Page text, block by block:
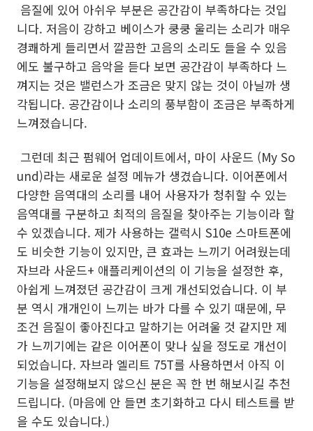
음질에 있어 아쉬우 부분은 공간감이 부족하다는 것입
니다. 저음이 강하고 베이스가 쿵쿵 울리는 소리가 매우
경쾌하게 들리면서 깔끔한 고음의 소리도 들을 수 있음
에도 불구하고 음악을 듣다 보면 공간감이 부족하다 느
껴지는 것은 밸런스가 조금은 맞지 않는 것이 아닐까 생
각됩니다. 공간감이나 소리의 풍부함이 조금은 부족하게
느껴졌습니다.
그런데 최근 펌웨어 업데이트에서, 마이 사운드 (My So
und)라는 새로운 설정 메뉴가 생겼습니다. 이어폰에서
다양한 음역대의 소리를 내어 사용자가 청취할 수 있는
음역대를 구분하고 최적의 음질을 찾아주는 기능이라 할
수 있겠습니다. 제가 사용하는 갤럭시 S10e 스마트폰에
도 비슷한 기능이 있지만, 큰 효과는 느끼기 어려웠는데
자브라 사운드+ 애플리케이션의 이 기능을 설정한 후,
아쉽게 느껴졌던 공간감이 크게 개선되었습니다. 이 부
분 역시 개개인이 느끼는 바가 다를 수 있기 때문에, 무
조건 음질이 좋아진다고 말하기는 어려울 것 같지만 제
가 느끼기에는 같은 이어폰이 맞나 싶을 정도로 개선이
되었습니다. 자브라 엘리트 75T를 사용하면서 아직 이
기능을 설정해보지 않으신 분은 꼭 한 번 해보시길 추천
드립니다. (마음에 안 들면 초기화하고 다시 테스트를 받
을 수도 있습니다.)